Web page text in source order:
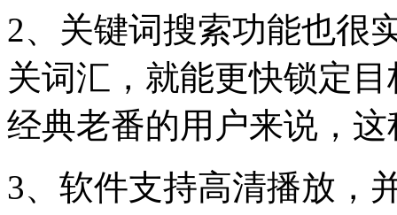
2、关键词搜索功能也很
关词汇，就能更快锁定
经典老番的用户来说，
3、软件支持高清播放，